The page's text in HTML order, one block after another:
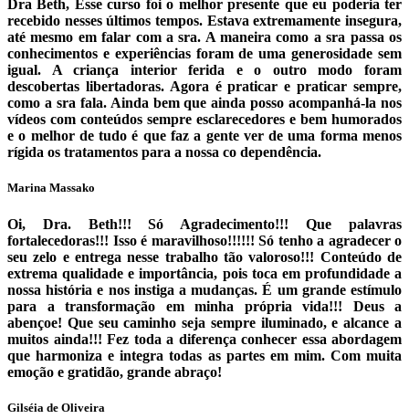
Dra Beth, Esse curso foi o melhor presente que eu poderia ter
recebido nesses últimos tempos. Estava extremamente insegura,
até mesmo em falar com a sra. A maneira como a sra passa os
conhecimentos e experiências foram de uma generosidade sem
igual. A criança interior ferida e o outro modo foram
descobertas libertadoras. Agora é praticar e praticar sempre,
como a sra fala. Ainda bem que ainda posso acompanhá-la nos
vídeos com conteúdos sempre esclarecedores e bem humorados
e o melhor de tudo é que faz a gente ver de uma forma menos
rígida os tratamentos para a nossa co dependência.
Marina Massako
Oi, Dra. Beth!!! Só Agradecimento!!! Que palavras
fortalecedoras!!! Isso é maravilhoso!!!!!! Só tenho a agradecer o
seu zelo e entrega nesse trabalho tão valoroso!!! Conteúdo de
extrema qualidade e importância, pois toca em profundidade a
nossa história e nos instiga a mudanças. É um grande estímulo
para a transformação em minha própria vida!!! Deus a
abençoe! Que seu caminho seja sempre iluminado, e alcance a
muitos ainda!!! Fez toda a diferença conhecer essa abordagem
que harmoniza e integra todas as partes em mim. Com muita
emoção e gratidão, grande abraço!
Gilséia de Oliveira